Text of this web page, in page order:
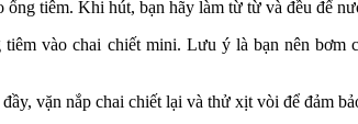
tiêm. Khi hút, bạn hãy làm từ từ và đều để
vào chai chiết mini. Lưu ý là bạn nên bơm
vặn nắp chai chiết lại và thử xịt vòi để đảm